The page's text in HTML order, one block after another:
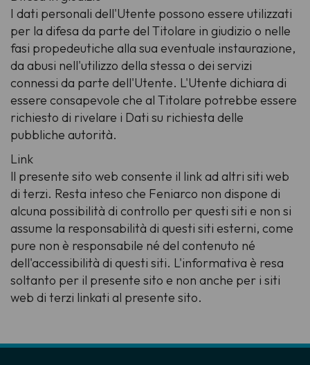
I dati personali dell'Utente possono essere utilizzati
per la difesa da parte del Titolare in giudizio o nelle
fasi propedeutiche alla sua eventuale instaurazione,
da abusi nell'utilizzo della stessa o dei servizi
connessi da parte dell'Utente. L'Utente dichiara di
essere consapevole che al Titolare potrebbe essere
richiesto di rivelare i Dati su richiesta delle
pubbliche autorità.
Link
ll presente sito web consente il link ad altri siti web
di terzi. Resta inteso che Feniarco non dispone di
alcuna possibilità di controllo per questi siti e non si
assume la responsabilità di questi siti esterni, come
pure non è responsabile né del contenuto né
dell'accessibilità di questi siti. L'informativa è resa
soltanto per il presente sito e non anche per i siti
web di terzi linkati al presente sito.